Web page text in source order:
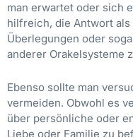
man erwartet oder sich
hilfreich, die Antwort
Überlegungen oder
anderer Orakelsysteme
Ebenso sollte man
vermeiden. Obwohl es
über persönliche oder
Liebe oder Familie zu